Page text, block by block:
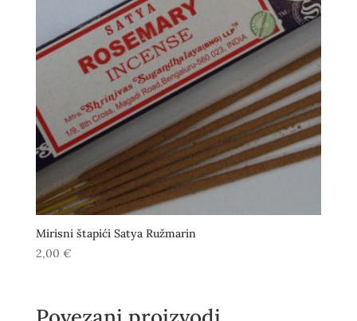
Mirisni štapići Satya Ružmarin
2,00 €